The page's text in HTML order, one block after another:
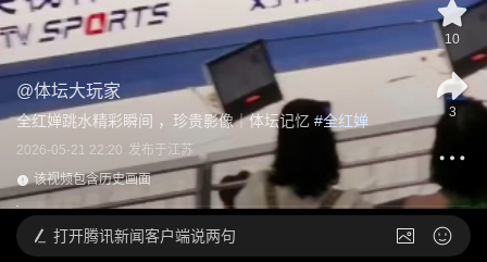
@体坛大玩家
全红婵跳水精彩瞬间 ，珍贵影像｜体坛记忆 #全红婵
2026-05-21 22:20 发布于江苏
该视频包含历史画面
10
3
打开腾讯新闻客户端说两句